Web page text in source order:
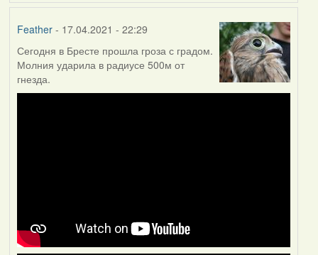
Feather- 17.04.2021 - 22:29
Сегодня в Бресте прошла гроза с градом.
Молния ударила в радиусе 500м от
гнезда.